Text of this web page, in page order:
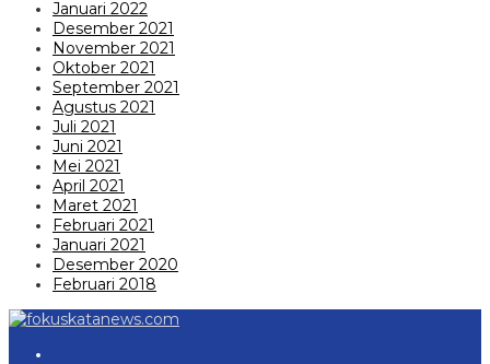
Januari 2022
Desember 2021
November 2021
Oktober 2021
September 2021
Agustus 2021
Juli 2021
Juni 2021
Mei 2021
April 2021
Maret 2021
Februari 2021
Januari 2021
Desember 2020
Februari 2018